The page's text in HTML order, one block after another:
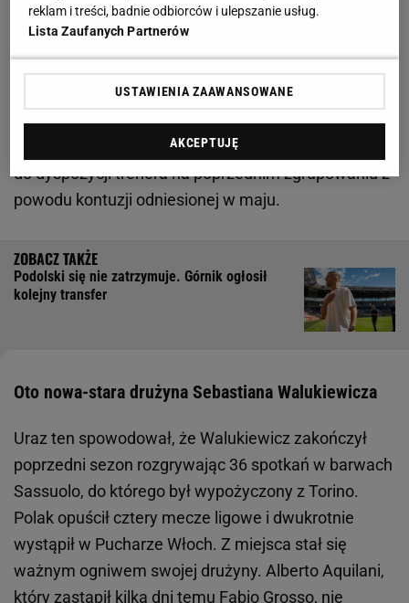
Kolejnemeczez orzełkiem na piersi są jednak już
między obrońcą a prowadzącym obecnie
reprezentację Janem Urbanem, co miesiąc temu
potwierdził sam Walukiewicz. 26-latek nie był jednak
do dyspozycji trenera na poprzednim zgrupowaniu z
powodu kontuzji odniesionej w maju.
Podolski się nie zatrzymuje. Górnik ogłosił
kolejny transfer
Oto nowa-stara drużyna Sebastiana Walukiewicza
Uraz ten spowodował, że Walukiewicz zakończył
poprzedni sezon rozgrywając 36 spotkań w barwach
Sassuolo, do którego był wypożyczony z Torino.
Polak opuścił cztery mecze ligowe i dwukrotnie
wystąpił w Pucharze Włoch. Z miejsca stał się
ważnym ogniwem swojej drużyny. Alberto Aquilani,
który zastąpił kilka dni temu Fabio Grosso, nie
reklam i treści, badnie odbiorców i ulepszanie usług.
Lista Zaufanych Partnerów
USTAWIENIA ZAAWANSOWANE
AKCEPTUJĘ